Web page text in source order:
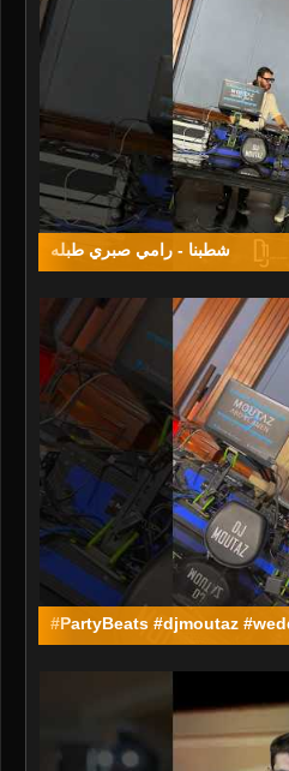
شطبنا - رامي صبري طبله
#PartyBeats #djmoutaz